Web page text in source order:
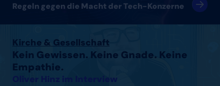
Regeln gegen die Macht der Tech-Konzerne
Kirche & Gesellschaft
Kein Gewissen. Keine Gnade. Keine
Empathie.
Oliver Hinz im Interview